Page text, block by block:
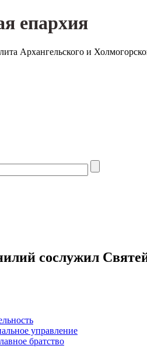
епархия
Архангельского и
сослужил
управление
братство